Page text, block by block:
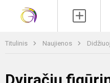
Titulinis Naujienos